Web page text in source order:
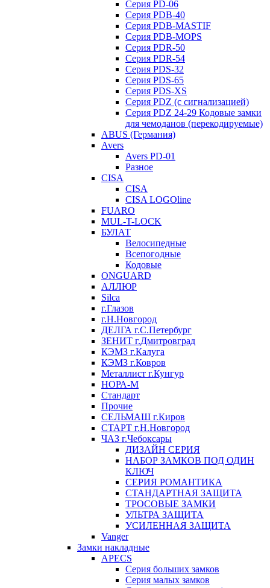
Серия PD-06
Серия PDB-40
Серия PDB-MASTIF
Серия PDB-MOPS
Серия PDR-50
Серия PDR-54
Серия PDS-32
Серия PDS-65
Серия PDS-XS
Серия PDZ (с сигнализацией)
Серия PDZ 24-29 Кодовые замки
для чемоданов (перекодируемые)
ABUS (Германия)
Avers
Avers PD-01
Разное
CISA
CISA
CISA LOGOline
FUARO
MUL-T-LOCK
БУЛАТ
Велосипедные
Всепогодные
Кодовые
ONGUARD
АЛЛЮР
Silca
г.Глазов
г.Н.Новгород
ДЕЛГА г.С.Петербург
ЗЕНИТ г.Дмитровград
КЭМЗ г.Калуга
КЭМЗ г.Ковров
Металлист г.Кунгур
НОРА-М
Стандарт
Прочие
СЕЛЬМАШ г.Киров
СТАРТ г.Н.Новгород
ЧАЗ г.Чебоксары
ДИЗАЙН СЕРИЯ
НАБОР ЗАМКОВ ПОД ОДИН
КЛЮЧ
СЕРИЯ РОМАНТИКА
СТАНДАРТНАЯ ЗАЩИТА
ТРОСОВЫЕ ЗАМКИ
УЛЬТРА ЗАЩИТА
УСИЛЕННАЯ ЗАЩИТА
Vanger
Замки накладные
APECS
Серия больших замков
Серия малых замков